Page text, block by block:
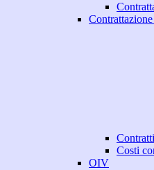
Costi
OIV